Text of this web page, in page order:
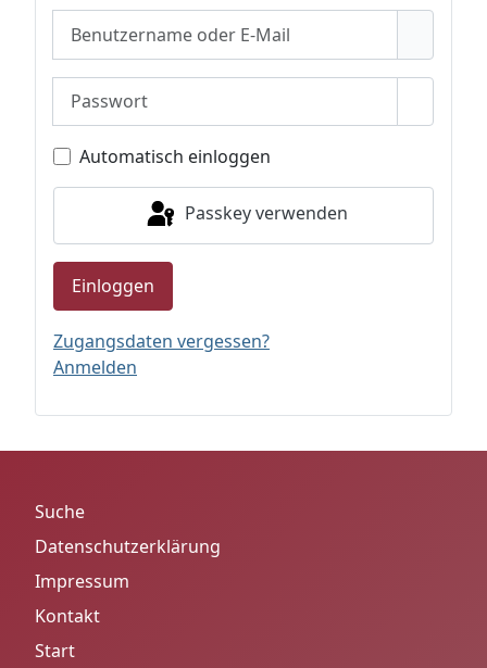
Passwort
Automatisch einloggen
Passkey verwenden
Einloggen
Zugangsdaten vergessen?
Anmelden
Suche
Datenschutzerklärung
Impressum
Kontakt
Start